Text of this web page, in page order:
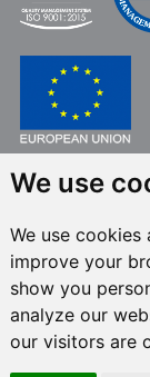
We use
We use
improve your
show you
analyze our
our visitors are
FONDO EUROPEO DE
FRECAN S.L.U.en el
de ICEX y con la
este apoyo es
entorno.